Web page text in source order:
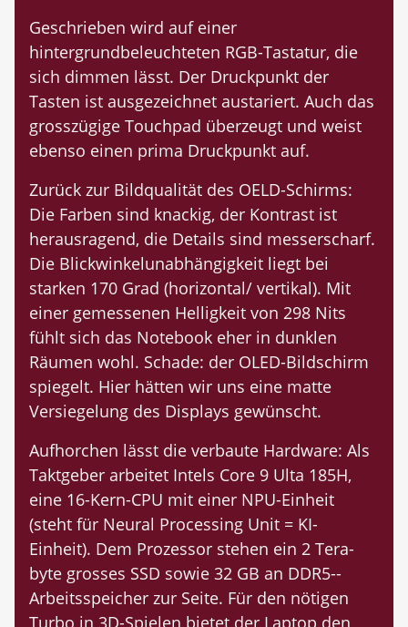
Geschrieben wird auf einer
hintergrundbeleuchteten RGB-Tastatur, die
sich dimmen lässt. Der Druckpunkt der
Tasten ist ausgezeichnet austariert. Auch das
grosszügige Touchpad überzeugt und weist
ebenso einen prima Druckpunkt auf.
Zurück zur Bildqualität des OELD-Schirms:
Die Farben sind knackig, der Kontrast ist
herausragend, die Details sind messerscharf.
Die Blickwinkel­unabhängigkeit liegt bei
starken 170 Grad (horizontal/ vertikal). Mit
einer gemessenen Helligkeit von 298 Nits
fühlt sich das Notebook eher in dunklen
Räumen wohl. Schade: der OLED-Bildschirm
spiegelt. Hier hätten wir uns eine matte
Versiegelung des Displays gewünscht.
Aufhorchen lässt die verbaute Hardware: Als
Taktgeber arbeitet Intels Core 9 Ulta 185H,
eine 16-Kern-CPU mit einer NPU-Einheit
(steht für Neural Processing Unit = KI-
Einheit). Dem Prozessor stehen ein 2 Tera­
byte grosses SSD sowie 32 GB an DDR5-­
Arbeitsspeicher zur Seite. Für den nötigen
Turbo in 3D-Spielen bietet der Laptop den